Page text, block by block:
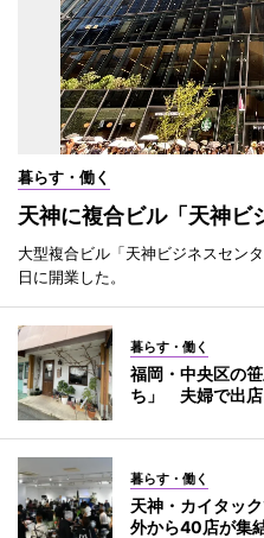
暮らす・働く
天神に複合ビル「天神ビ
大型複合ビル「天神ビジネスセン
日に開業した。
暮らす・働く
福岡・中央区の
ち」 夫婦で出店
暮らす・働く
天神・カイタッ
外から40店が集